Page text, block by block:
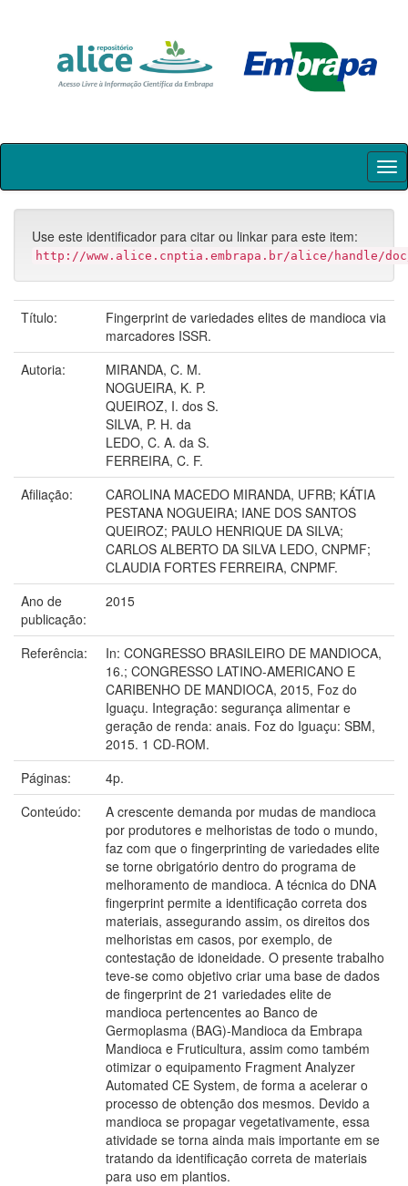
Skip
Use este identificador para citar ou linkar para este item:
http://www.alice.cnptia.embrapa.br/alice/handle/doc/
Título:
Fingerprint de variedades elites de mandioca via
marcadores ISSR.
Autoria:
MIRANDA, C. M.
NOGUEIRA, K. P.
QUEIROZ, I. dos S.
SILVA, P. H. da
LEDO, C. A. da S.
FERREIRA, C. F.
Afiliação:
CAROLINA MACEDO MIRANDA, UFRB; KÁTIA
PESTANA NOGUEIRA; IANE DOS SANTOS
QUEIROZ; PAULO HENRIQUE DA SILVA;
CARLOS ALBERTO DA SILVA LEDO, CNPMF;
CLAUDIA FORTES FERREIRA, CNPMF.
Ano de
publicação:
2015
Referência:
In: CONGRESSO BRASILEIRO DE MANDIOCA,
16.; CONGRESSO LATINO-AMERICANO E
CARIBENHO DE MANDIOCA, 2015, Foz do
Iguaçu. Integração: segurança alimentar e
geração de renda: anais. Foz do Iguaçu: SBM,
2015. 1 CD-ROM.
Páginas:
4p.
Conteúdo:
A crescente demanda por mudas de mandioca
por produtores e melhoristas de todo o mundo,
faz com que o fingerprinting de variedades elite
se torne obrigatório dentro do programa de
melhoramento de mandioca. A técnica do DNA
fingerprint permite a identificação correta dos
materiais, assegurando assim, os direitos dos
melhoristas em casos, por exemplo, de
contestação de idoneidade. O presente trabalho
teve-se como objetivo criar uma base de dados
de fingerprint de 21 variedades elite de
mandioca pertencentes ao Banco de
Germoplasma (BAG)-Mandioca da Embrapa
Mandioca e Fruticultura, assim como também
otimizar o equipamento Fragment Analyzer
Automated CE System, de forma a acelerar o
processo de obtenção dos mesmos. Devido a
mandioca se propagar vegetativamente, essa
atividade se torna ainda mais importante em se
tratando da identificação correta de materiais
para uso em plantios.